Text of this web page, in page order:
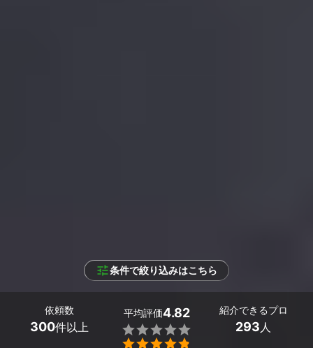
条件で絞り込みはこちら
依頼数
300件以上
平均評価4.82


紹介できるプロ
293人